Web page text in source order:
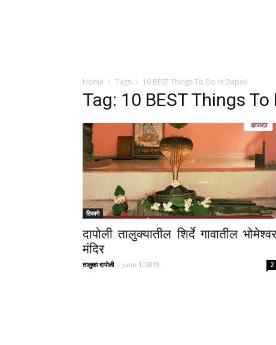
Home Tags 10 BEST Things To Do in Dapoli
Tag: 10 BEST Things To
ठिकाणे
दापोली तालुक्यातील शिर्दे गावातील भोमेश्वर
मंदिर
तालुका दापोली - June 1, 2019 2